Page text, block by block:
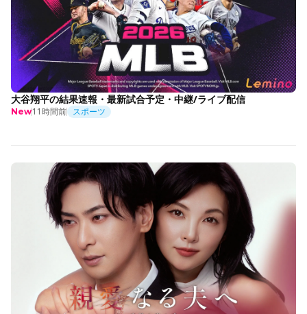
大谷翔平の結果速報・最新試合予定・中継/ライブ配信
New11時間前 スポーツ